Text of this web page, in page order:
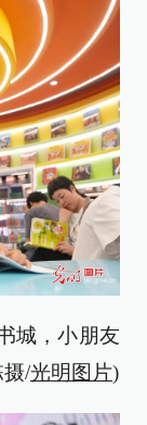
城，小朋友
/光明图片)